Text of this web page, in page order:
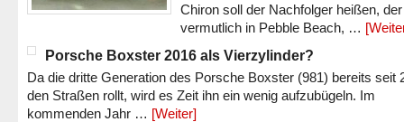
Chiron soll der Nachfolger heißen, der
vermutlich in Pebble Beach, …
Porsche Boxster 2016 als Vierzylinder?
Da die dritte Generation des Porsche Boxster (981) bereits seit
den Straßen rollt, wird es Zeit ihn ein wenig aufzubügeln. Im
kommenden Jahr … [Weiter]